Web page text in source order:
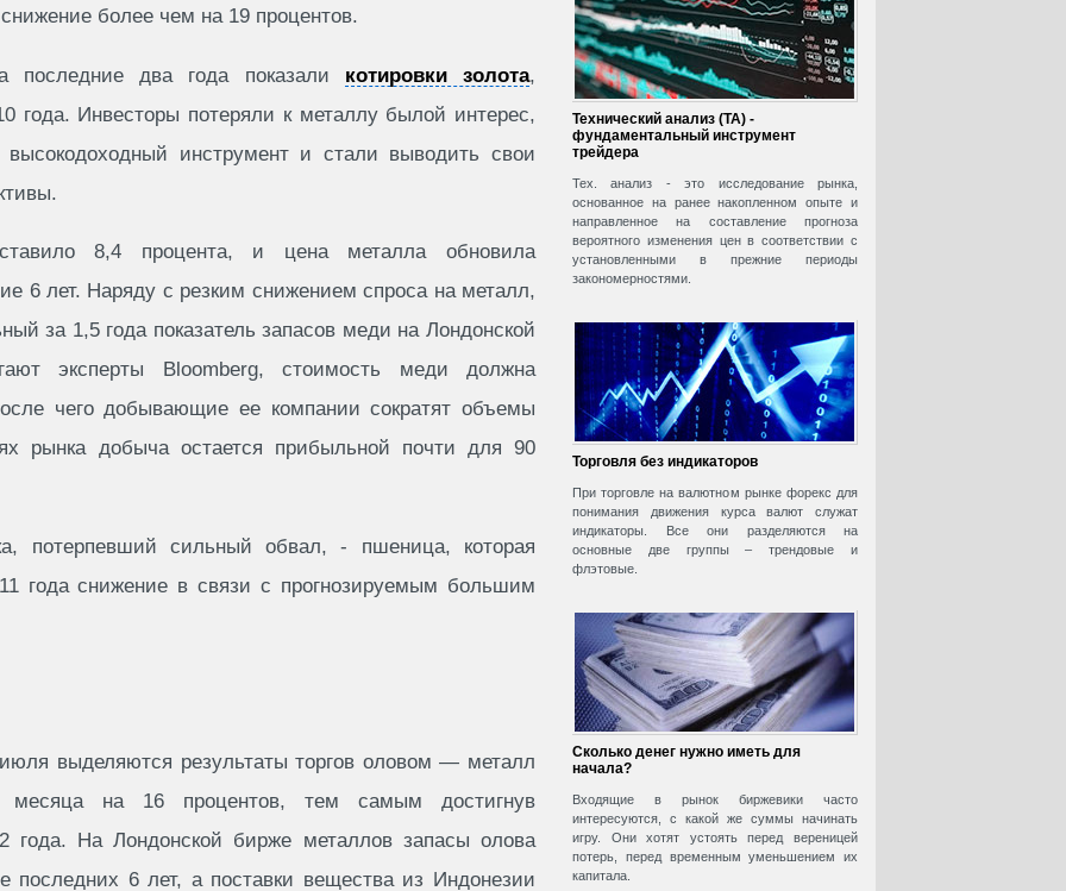
более чем на 19 процентов.
два года показали котировки золота,
года. Инвесторы потеряли к металлу былой интерес,
высокодоходный инструмент и стали выводить свои
8,4 процента, и цена металла обновила
6 лет. Наряду с резким снижением спроса на металл,
за 1,5 года показатель запасов меди на Лондонской
эксперты Bloomberg, стоимость меди должна
чего добывающие ее компании сократят объемы
рынка добыча остается прибыльной почти для 90
потерпевший сильный обвал, - пшеница, которая
года снижение в связи с прогнозируемым большим
выделяются результаты торгов оловом — металл
месяца на 16 процентов, тем самым достигнув
года. На Лондонской бирже металлов запасы олова
последних 6 лет, а поставки вещества из Индонезии
Технический анализ (ТА) -
фундаментальный инструмент
трейдера
Тех. анализ - это исследование рынка,
основанное на ранее накопленном опыте и
направленное на составление прогноза
вероятного изменения цен в соответствии с
установленными в прежние периоды
закономерностями.
Торговля без индикаторов
При торговле на валютном рынке форекс для
понимания движения курса валют служат
индикаторы. Все они разделяются на
основные две группы – трендовые и
флэтовые.
Сколько денег нужно иметь для
начала?
Входящие в рынок биржевики часто
интересуются, с какой же суммы начинать
игру. Они хотят устоять перед вереницей
потерь, перед временным уменьшением их
капитала.